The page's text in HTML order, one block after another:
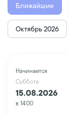
Ближайшие
Октябрь 2026
Начинается
Суббота
15.08.2026
в 14:00